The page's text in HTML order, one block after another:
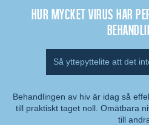
Hur mycket virus har
Så yttepyttelite att det
Kommentar:
Behandlingen av hiv är idag så
till praktiskt taget noll. Omätbara
till